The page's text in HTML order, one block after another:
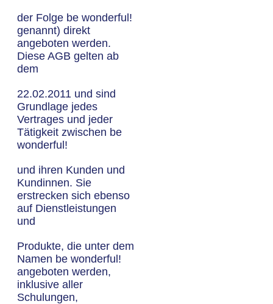
der Folge be wonderful!
genannt) direkt
angeboten werden.
Diese AGB gelten ab
dem
22.02.2011 und sind
Grundlage jedes
Vertrages und jeder
Tätigkeit zwischen be
wonderful!
und ihren Kunden und
Kundinnen. Sie
erstrecken sich ebenso
auf Dienstleistungen
und
Produkte, die unter dem
Namen be wonderful!
angeboten werden,
inklusive aller
Schulungen,